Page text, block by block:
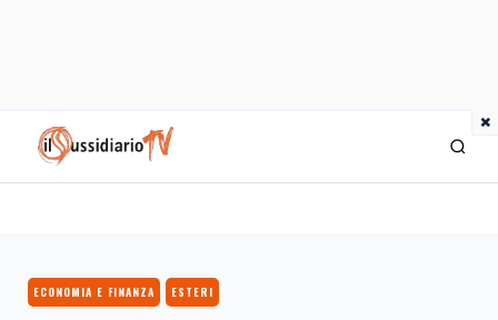
×
IlSussidiario TV
ECONOMIA E FINANZA ESTERI